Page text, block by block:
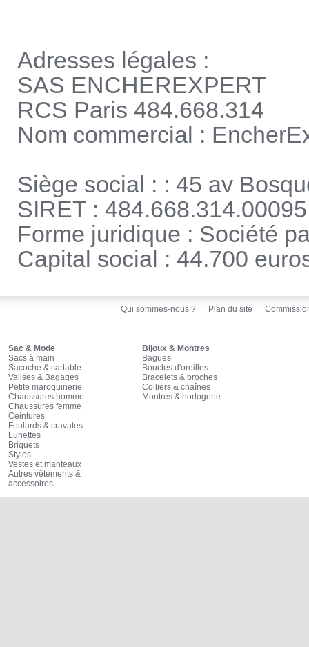
Adresses légales :
SAS ENCHEREXPERT
RCS Paris 484.668.314
Nom commercial :
Siège social : : 45 av
SIRET : 484.668.314.00095
Forme juridique : Société
Capital social : 44.700
Qui sommes-nous ? Plan du site
Sac & Mode
Sacs à main
Sacoche & cartable
Valises & Bagages
Petite maroquinerie
Chaussures homme
Chaussures femme
Ceintures
Foulards & cravates
Lunettes
Briquets
Stylos
Vestes et manteaux
Autres vêtements &
accessoires
Bijoux & Montres
Bagues
Boucles d'oreilles
Bracelets & broches
Colliers & chaînes
Montres & horlogerie